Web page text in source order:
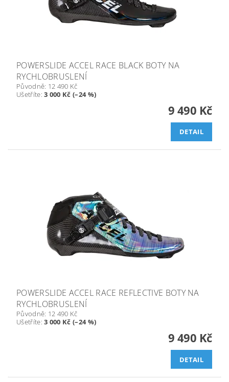
POWERSLIDE ACCEL RACE BLACK BOTY NA
RYCHLOBRUSLENÍ
Původně: 12 490 Kč
Ušetříte:3 000 Kč (–24 %)
9 490 Kč
DETAIL
POWERSLIDE ACCEL RACE REFLECTIVE BOTY NA
RYCHLOBRUSLENÍ
Původně: 12 490 Kč
Ušetříte:3 000 Kč (–24 %)
9 490 Kč
DETAIL